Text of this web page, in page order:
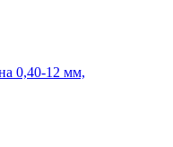
0,40-12 мм,